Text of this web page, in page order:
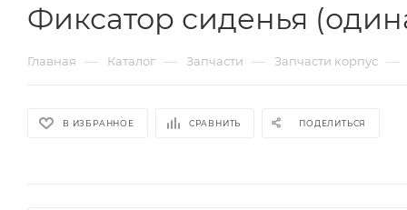
Фиксатор сиденья
Главная — Каталог — Запчасти — Запчасти корпус —
В ИЗБРАННОЕ СРАВНИТЬ ПОДЕЛИТЬСЯ